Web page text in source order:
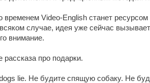
временем Video-English станет
случае, идея уже сейчас
внимание.
про подарки.
lie. Не будите спящую собаку. Не